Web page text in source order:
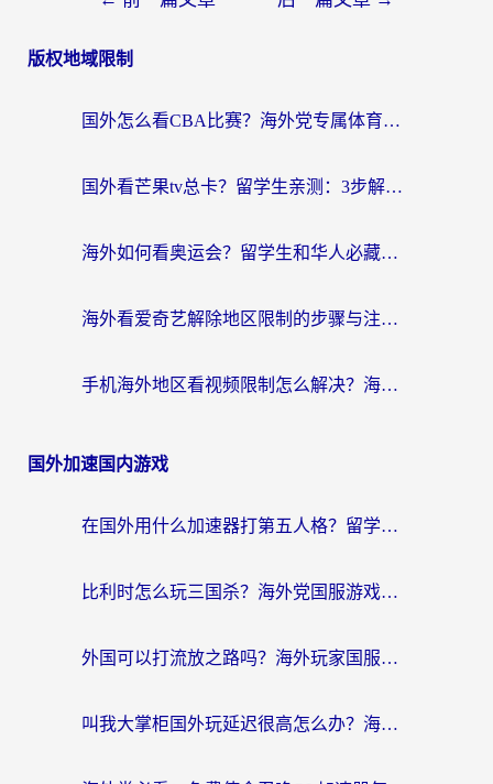
版权地域限制
国外怎么看CBA比赛？海外党专属体育直播指南，告别地区限制看球自由
国外看芒果tv总卡？留学生亲测：3步解决地域限制+流畅追剧攻略
海外如何看奥运会？留学生和华人必藏的体育赛事观看终极指南
海外看爱奇艺解除地区限制的步骤与注意事项详解：留学生必看的无卡顿追剧指南
手机海外地区看视频限制怎么解决？海外党追剧看片的实用指南
国外加速国内游戏
在国外用什么加速器打第五人格？留学生亲测：这6个功能才是关键！
比利时怎么玩三国杀？海外党国服游戏加速器终极指南（附问道CODOL优化方案）
外国可以打流放之路吗？海外玩家国服游戏畅玩终极指南（附实测推荐）
叫我大掌柜国外玩延迟很高怎么办？海外党亲测的国服游戏加速全攻略